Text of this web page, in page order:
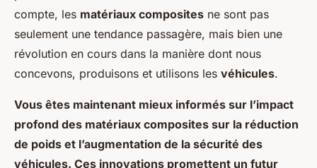
compte, les matériaux composites ne sont pas
seulement une tendance passagère, mais bien une
révolution en cours dans la manière dont nous
concevons, produisons et utilisons les véhicules.
Vous êtes maintenant mieux informés sur l’impact
profond des matériaux composites sur la réduction
de poids et l’augmentation de la sécurité des
véhicules. Ces innovations promettent un futur